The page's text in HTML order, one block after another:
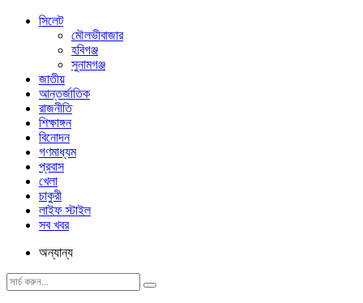
সিলেট
মৌলভীবাজার
হবিগঞ্জ
সুনামগঞ্জ
জাতীয়
আন্তর্জাতিক
রাজনীতি
শিক্ষাঙ্গন
বিনোদন
গণমাধ্যম
প্রবাস
খেলা
চাকুরী
লাইফ স্টাইল
সব খবর
অন্যান্য